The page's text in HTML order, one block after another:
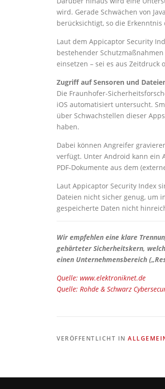
wird. Gerade Schwächen von
berücksichtigt, so die
Laut dem Appicaptor Security
bestehender
einsetzen – sei es aus Zeitdruck
Zugriff auf Sensoren und
Die Fraunhofer-
iOS automatisiert untersucht.
über Schwachstellen dieser
haben.
Dabei können Angreifer
verfügt. Unter Android kann ein
PDF-Dokumente aus dem
Laut Appicaptor Security Index
Dateien nicht sicher genug, um
gespeicherte Daten nicht
Wir empfehlen eine klare
gehärteter Sicherheitskern,
einen Unternehmensbereich
Quelle: www.elektroniknet.de
Quelle: Rohde & Schwarz
VERÖFFENTLICHT IN